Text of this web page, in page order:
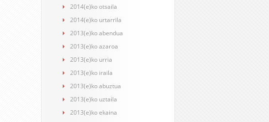
2014(e)ko otsaila
2014(e)ko urtarrila
2013(e)ko abendua
2013(e)ko azaroa
2013(e)ko urria
2013(e)ko iraila
2013(e)ko abuztua
2013(e)ko uztaila
2013(e)ko ekaina